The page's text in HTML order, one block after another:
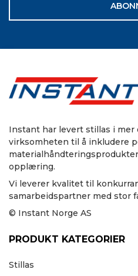
Instant har levert stillas i mer
virksomheten til å inkludere
opplæring.
Vi leverer kvalitet til
samarbeidspartner med stor
© Instant Norge AS
PRODUKT KATEGORIER
Stillas